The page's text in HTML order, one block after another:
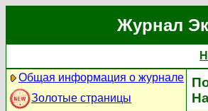
Журнал
Общая информация о журнале
Золотые страницы